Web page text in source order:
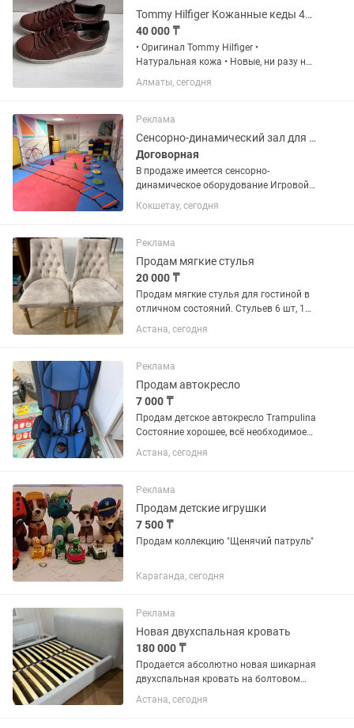
Tommy Hilfiger Кожанные кеды 42 размер
40 000 ₸
• Оригинал Tommy Hilfiger •
Натуральная кожа • Новые, ни разу не
носились • Размер 42 подходят под
джинсы; подходят под чиносы;
Алматы, сегодня
Реклама
Сенсорно-динамический зал для АФК
Договорная
В продаже имеется сенсорно-
динамическое оборудование Игровой
набор полоса препятствий 50000
Игровой набор мягких модулей 70000
цифрами 20000 Татами 11 м , 2 см...
Кокшетау, сегодня
Реклама
Продам мягкие стулья
20 000 ₸
Продам мягкие стулья для гостиной в
отличном состояний. Стульев 6 шт, 1
стул-25000, реальным покупателям
Астана, сегодня
Реклама
Продам автокресло
7 000 ₸
Продам детское автокресло Trampulina
Состояние хорошее, всё необходимое
для безопасности ребёнка есть: мягкая
обивка, боковая поддержка и ремни
бережно...
Астана, сегодня
Реклама
Продам детские игрушки
7 500 ₸
Продам коллекцию "Щенячий патруль"
Караганда, сегодня
Реклама
Новая двухспальная кровать
180 000 ₸
Продается абсолютно новая шикарная
двухспальная кровать на болтовом
качественном соединении, за счёт
болтов прослужит вам долгие годы.
Астана, сегодня